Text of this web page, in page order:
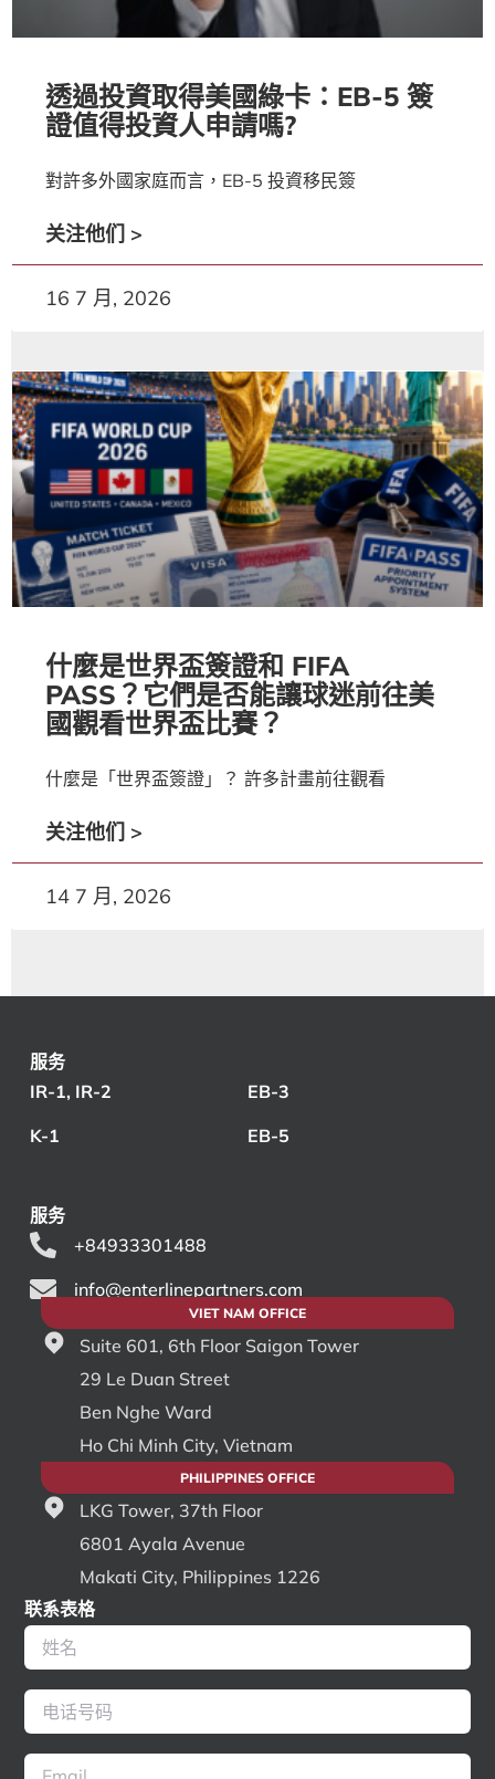
透過投資取得美國綠卡：EB-5 簽
證值得投資人申請嗎?
對許多外國家庭而言，EB-5 投資移民簽
关注他们 >
16 7 月, 2026
什麼是世界盃簽證和 FIFA
PASS？它們是否能讓球迷前往美
國觀看世界盃比賽？
什麼是「世界盃簽證」？ 許多計畫前往觀看
关注他们 >
14 7 月, 2026
服务
IR-1, IR-2
K-1
EB-3
EB-5
服务
+84933301488
info@enterlinepartners.com
VIET NAM OFFICE
Suite 601, 6th Floor Saigon Tower
29 Le Duan Street
Ben Nghe Ward
Ho Chi Minh City, Vietnam
PHILIPPINES OFFICE
LKG Tower, 37th Floor
6801 Ayala Avenue
Makati City, Philippines 1226
联系表格